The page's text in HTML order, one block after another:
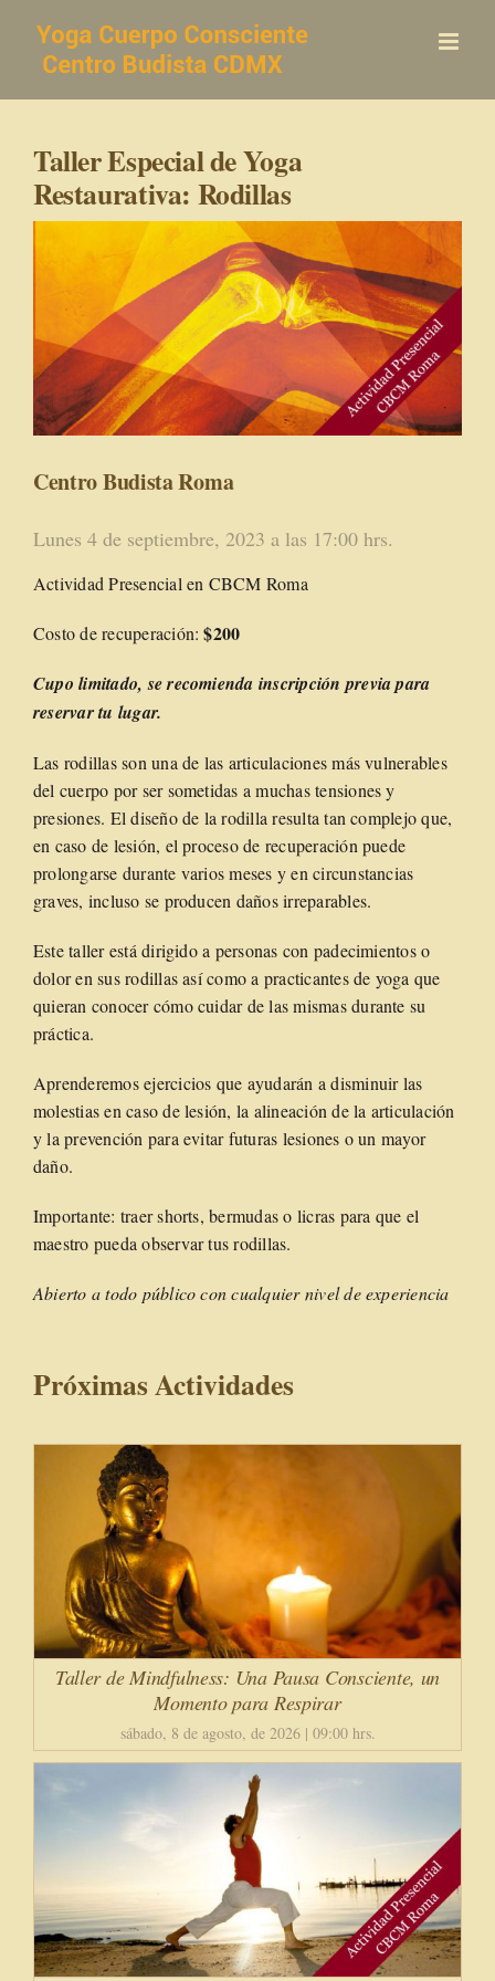
contenido
Taller Especial de Yoga
Restaurativa: Rodillas
Centro Budista Roma
Lunes 4 de septiembre, 2023 a las 17:00 hrs.
Actividad Presencial en CBCM Roma
Costo de recuperación: $200
Cupo limitado, se recomienda inscripción previa para
reservar tu lugar.
Las rodillas son una de las articulaciones más vulnerables
del cuerpo por ser sometidas a muchas tensiones y
presiones. El diseño de la rodilla resulta tan complejo que,
en caso de lesión, el proceso de recuperación puede
prolongarse durante varios meses y en circunstancias
graves, incluso se producen daños irreparables.
Este taller está dirigido a personas con padecimientos o
dolor en sus rodillas así como a practicantes de yoga que
quieran conocer cómo cuidar de las mismas durante su
práctica.
Aprenderemos ejercicios que ayudarán a disminuir las
molestias en caso de lesión, la alineación de la articulación
y la prevención para evitar futuras lesiones o un mayor
daño.
Importante: traer shorts, bermudas o licras para que el
maestro pueda observar tus rodillas.
Abierto a todo público con cualquier nivel de experiencia
Próximas Actividades
Taller de Mindfulness: Una Pausa Consciente, un
Momento para Respirar
sábado, 8 de agosto, de 2026 | 09:00 hrs.